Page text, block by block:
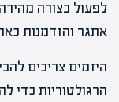
לפעול בצורה
אתגר והזדמנות
היזמים צריכים
הרגולטוריות כדי